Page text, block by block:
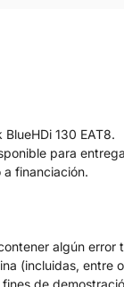
130 EAT8.
para
financiación.
algún
(incluidas, entre
de